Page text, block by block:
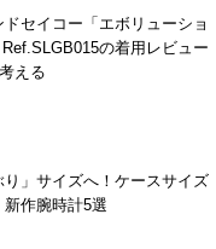
セイコー「エボリューショ
の着用レビュー
える
」サイズへ！ケースサイズ
作腕時計5選